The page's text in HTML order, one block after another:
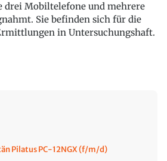
drei Mobiltelefone und mehrere
Sie befinden sich für die
in Untersuchungshaft.
Pilatus PC-12NGX (f/m/d)